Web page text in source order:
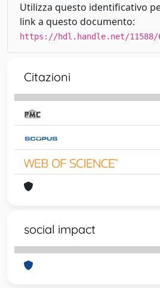
Utilizza questo identificativo
link a questo documento:
https://hdl.handle.net/11588/
Citazioni
social impact